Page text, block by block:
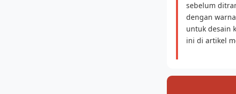
sebelum
dengan
untuk desain
ini di artikel